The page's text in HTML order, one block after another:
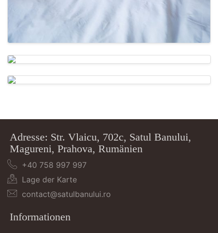
Adresse: Str. Vlaicu, 702c, Satul Banului,
Magureni, Prahova, Rumänien
+40 758 997 997
Lage der Karte
contact@satulbanului.ro
Informationen